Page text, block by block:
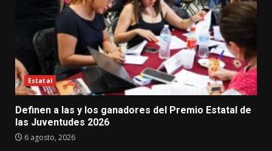
Estatal
Definen a las y los ganadores del Premio Estatal de
las Juventudes 2026
6 agosto, 2026